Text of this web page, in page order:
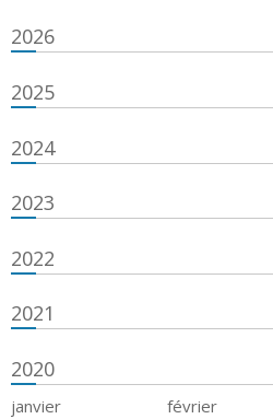
2026
2025
2024
2023
2022
2021
2020
janvier février